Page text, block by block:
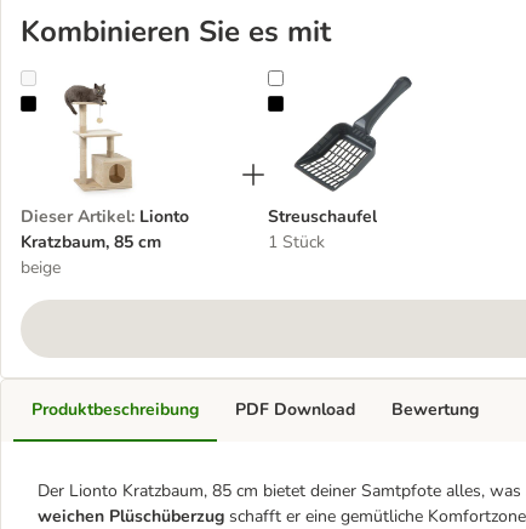
Kombinieren Sie es mit
Lionto Kratzbaum, 85 cm
Dieser Artikel: Lionto
Kratzbaum, 85 cm
beige
Streuschaufel
Streuschaufel
1 Stück
Produktbeschreibung
Der Lionto Kratzbaum, 85 cm bietet deiner Samtpfote alles,
weichen Plüschüberzug schafft er eine gemütliche
PDF Download Bewertung